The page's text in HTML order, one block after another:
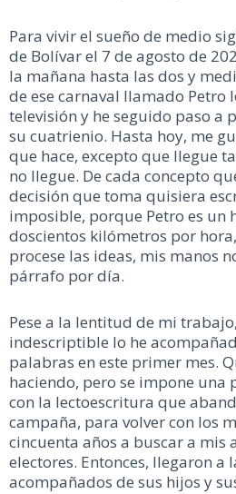
Para vivir el sueño de medio
de Bolívar el 7 de agosto de
la mañana hasta las dos y
de ese carnaval llamado Petro
televisión y he seguido paso a
su cuatrienio. Hasta hoy, me
que hace, excepto que llegue
no llegue. De cada concepto
decisión que toma quisiera
imposible, porque Petro es un
doscientos kilómetros por
procese las ideas, mis manos
párrafo por día.
Pese a la lentitud de mi
indescriptible lo he
palabras en este primer mes.
haciendo, pero se impone
con la lectoescritura que
campaña, para volver con los
cincuenta años a buscar a mis
electores. Entonces, llegaron a
acompañados de sus hijos y